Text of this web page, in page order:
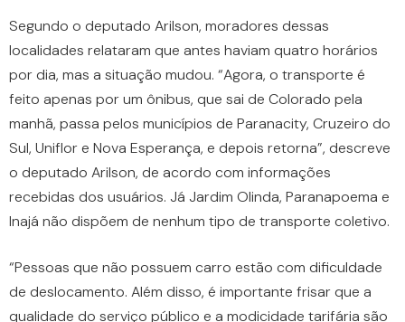
Segundo o deputado Arilson, moradores dessas
localidades relataram que antes haviam quatro horários
por dia, mas a situação mudou. “Agora, o transporte é
feito apenas por um ônibus, que sai de Colorado pela
manhã, passa pelos municípios de Paranacity, Cruzeiro do
Sul, Uniflor e Nova Esperança, e depois retorna”, descreve
o deputado Arilson, de acordo com informações
recebidas dos usuários. Já Jardim Olinda, Paranapoema e
Inajá não dispõem de nenhum tipo de transporte coletivo.
“Pessoas que não possuem carro estão com dificuldade
de deslocamento. Além disso, é importante frisar que a
qualidade do serviço público e a modicidade tarifária são